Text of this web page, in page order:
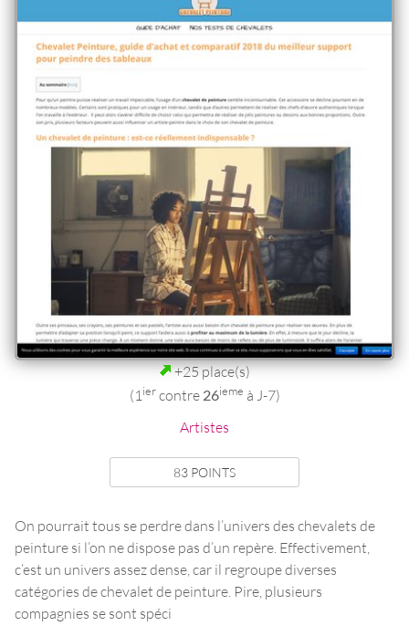
+25 place(s)
(1 iercontre 26ieme à J-7)
Artistes
83 POINTS
On pourrait tous se perdre dans l’univers des chevalets de
peinture si l’on ne dispose pas d’un repère. Effectivement,
c’est un univers assez dense, car il regroupe diverses
catégories de chevalet de peinture. Pire, plusieurs
compagnies se sont spéci